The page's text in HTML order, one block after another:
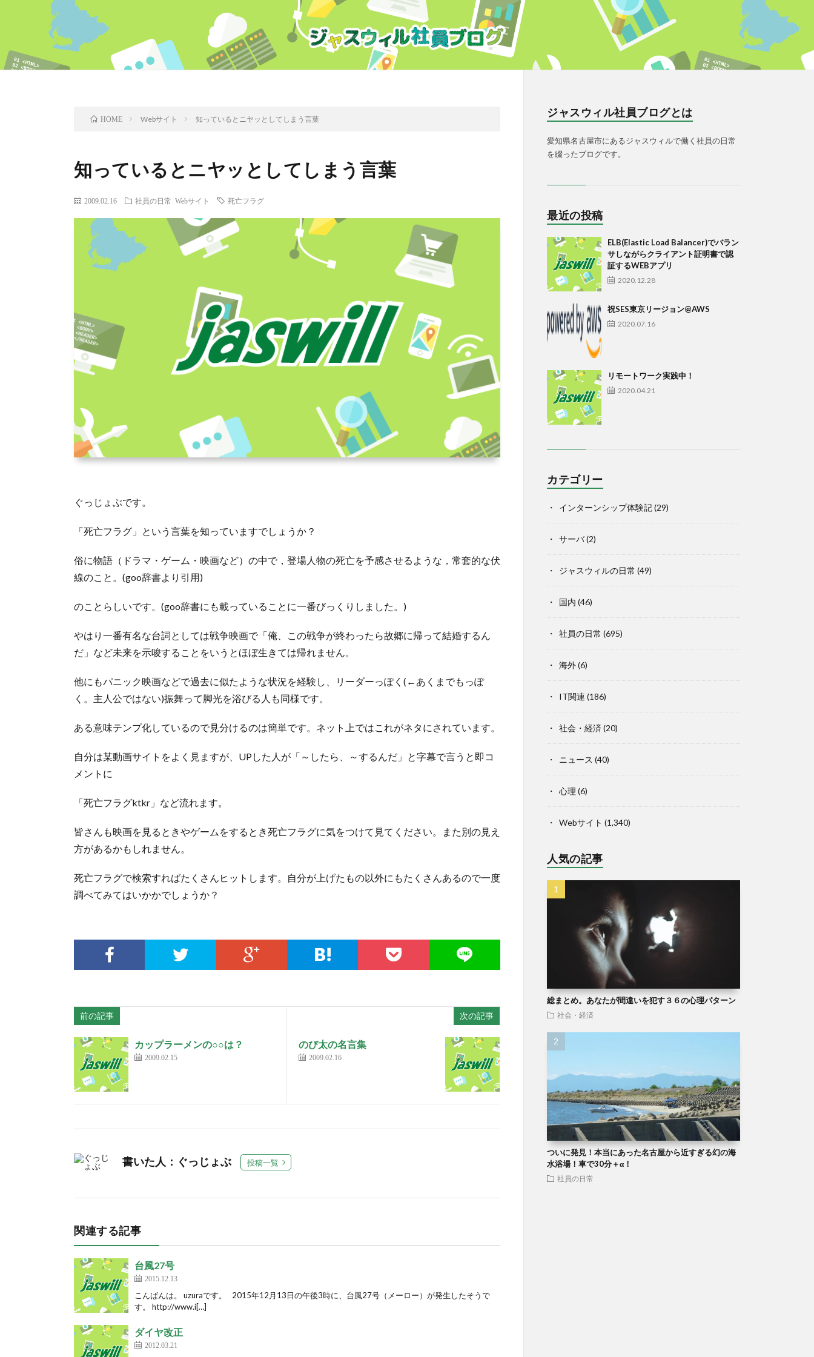
HOME Webサイト 知っているとニヤッとしてしまう言葉
知っているとニヤッとしてしまう言葉
2009.02.16 社員の日常 Webサイト 死亡フラグ
ぐっじょぶです。
「死亡フラグ」という言葉を知っていますでしょうか？
俗に物語（ドラマ・ゲーム・映画など）の中で，登場人物の死亡を予感させるような，常套的な伏
線のこと。(goo辞書より引用)
のことらしいです。(goo辞書にも載っていることに一番びっくりしました。)
やはり一番有名な台詞としては戦争映画で「俺、この戦争が終わったら故郷に帰って結婚するん
だ」など未来を示唆することをいうとほぼ生きては帰れません。
他にもパニック映画などで過去に似たような状況を経験し、リーダーっぽく(←あくまでもっぽ
く。主人公ではない)振舞って脚光を浴びる人も同様です。
ある意味テンプ化しているので見分けるのは簡単です。ネット上ではこれがネタにされています。
自分は某動画サイトをよく見ますが、UPした人が「～したら、～するんだ」と字幕で言うと即コ
メントに
「死亡フラグktkr」など流れます。
皆さんも映画を見るときやゲームをするとき死亡フラグに気をつけて見てください。また別の見え
方があるかもしれません。
死亡フラグで検索すればたくさんヒットします。自分が上げたもの以外にもたくさんあるので一度
調べてみてはいかかでしょうか？
前の記事
カップラーメンの○○は？
2009.02.15
次の記事
のび太の名言集
2009.02.16
書いた人：ぐっじょぶ 投稿一覧
関連する記事
台風27号
2015.12.13
こんばんは。 uzuraです。 2015年12月13日の午後3時に、台風27号（メーロー）が発生したそうで
す。 http://www.i[…]
ダイヤ改正
2012.03.21
ジャスウィル社員ブログとは
愛知県名古屋市にあるジャスウィルで働く社員の日常
を綴ったブログです。
最近の投稿
ELB(Elastic Load Balancer)でバラン
サしながらクライアント証明書で認
証するWEBアプリ
2020.12.28
祝SES東京リージョン@AWS
2020.07.16
リモートワーク実践中！
2020.04.21
カテゴリー
インターンシップ体験記(29)
サーバ(2)
ジャスウィルの日常 (49)
国内 (46)
社員の日常 (695)
海外(6)
IT関連 (186)
社会・経済(20)
ニュース (40)
心理 (6)
Webサイト (1,340)
人気の記事
総まとめ。あなたが間違いを犯す３６の心理パターン
社会・経済
ついに発見！本当にあった名古屋から近すぎる幻の海
水浴場！車で30分＋α！
社員の日常